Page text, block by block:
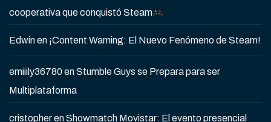
cooperativa que conquistó Steam
Edwinen ¡Content Warning: El Nuevo Fenómeno de Steam!
emiiily36780enStumble Guys se Prepara para ser
Multiplataforma
cristopherenShowmatch Movistar: El evento presencial